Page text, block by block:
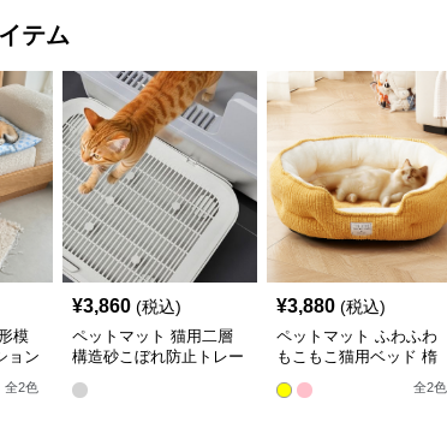
テム
模
ョン
全2色
¥3,860 (税込)
ペットマット 猫用二層
構造砂こぼれ防止トレー
¥3,880 (税込)
ペットマット ふわふわ
もこもこ猫用ベッド 楕
全2色